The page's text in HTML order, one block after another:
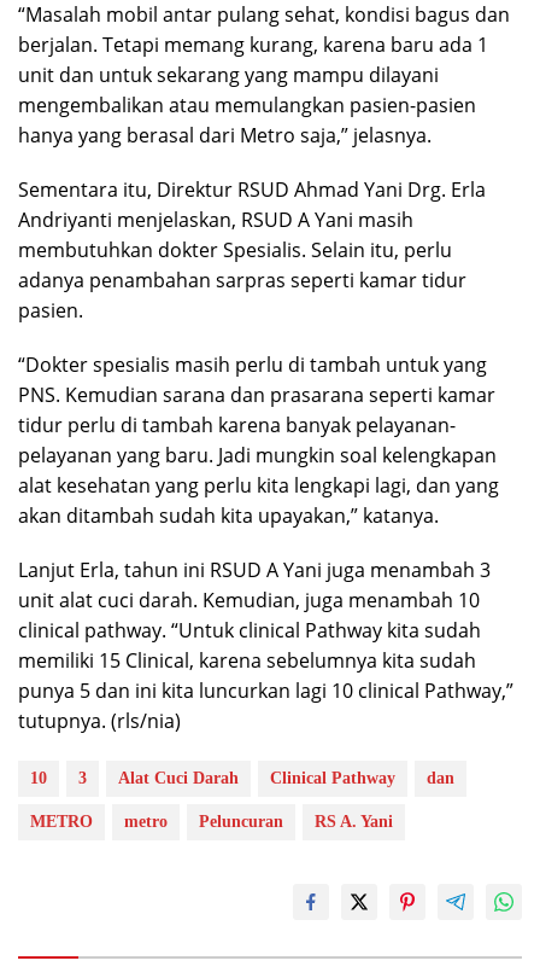
“Masalah mobil antar pulang sehat, kondisi bagus dan
berjalan. Tetapi memang kurang, karena baru ada 1
unit dan untuk sekarang yang mampu dilayani
mengembalikan atau memulangkan pasien-pasien
hanya yang berasal dari Metro saja,” jelasnya.
Sementara itu, Direktur RSUD Ahmad Yani Drg. Erla
Andriyanti menjelaskan, RSUD A Yani masih
membutuhkan dokter Spesialis. Selain itu, perlu
adanya penambahan sarpras seperti kamar tidur
pasien.
“Dokter spesialis masih perlu di tambah untuk yang
PNS. Kemudian sarana dan prasarana seperti kamar
tidur perlu di tambah karena banyak pelayanan-
pelayanan yang baru. Jadi mungkin soal kelengkapan
alat kesehatan yang perlu kita lengkapi lagi, dan yang
akan ditambah sudah kita upayakan,” katanya.
Lanjut Erla, tahun ini RSUD A Yani juga menambah 3
unit alat cuci darah. Kemudian, juga menambah 10
clinical pathway. “Untuk clinical Pathway kita sudah
memiliki 15 Clinical, karena sebelumnya kita sudah
punya 5 dan ini kita luncurkan lagi 10 clinical Pathway,”
tutupnya. (rls/nia)
10 3 Alat Cuci Darah Clinical Pathway dan
METRO metro Peluncuran RS A. Yani